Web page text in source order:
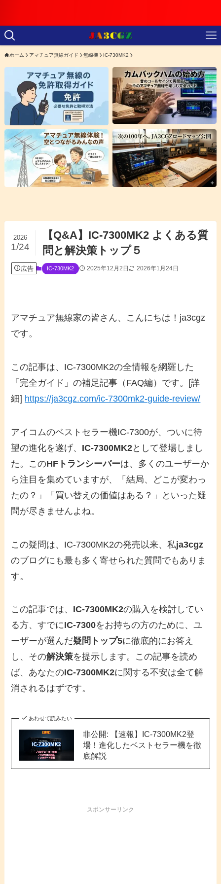
ホーム アマチュア無線ガイド 無線機 IC-730MK2
【Q&A】IC-7300MK2 よくある質
問と解決策トップ５
2026
1/24
広告 IC-730MK2 2025年12月2日 2026年1月24日
アマチュア無線家の皆さん、こんにちは！ja3cgz
です。
この記事は、IC-7300MK2の全情報を網羅した
「完全ガイド」の補足記事（FAQ編）です。 [詳
細] https://ja3cgz.com/ic-7300mk2-guide-review/
アイコムのベストセラー機IC-7300が、ついに待
望の進化を遂げ、 IC-7300MK2として登場しまし
た。このHFトランシーバーは、多くのユーザーか
ら注目を集めていますが、「結局、どこが変わっ
たの？」「買い替えの価値はある？」といった疑
問が尽きませんよね。
この疑問は、IC-7300MK2の発売以来、私ja3cgz
のブログにも最も多く寄せられた質問でもありま
す。
この記事では、 IC-7300MK2の購入を検討してい
る方、すでにIC-7300をお持ちの方のために、ユ
ーザーが選んだ疑問トップ5に徹底的にお答え
し、その解決策を提示します。この記事を読め
ば、あなたのIC-7300MK2に関する不安は全て解
消されるはずです。
あわせて読みたい
非公開: 【速報】IC-7300MK2登
場！進化したベストセラー機を徹
底解説
スポンサーリンク